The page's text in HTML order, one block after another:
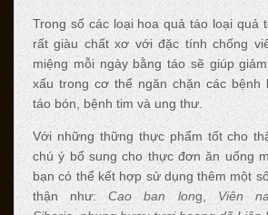
Trong số các loại hoa quả táo loại quả
rất giàu chất xơ với đặc tính chống
miệng mỗi ngày bằng táo sẽ giúp
xấu trong cơ thể ngăn chặn các bệnh
táo bón, bệnh tim và ung thư.
Với những thững thực phẩm tốt cho
chú ý bổ sung cho thực đơn ăn uống
bạn có thể kết hợp sử dụng thêm một
thận như:Cao ban long, Viên